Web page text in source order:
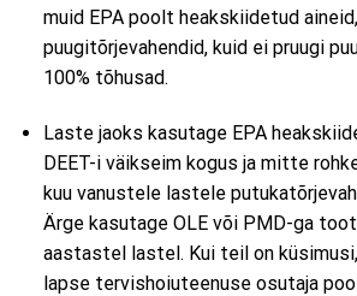
muid EPA poolt heakskiidetud
puugitõrjevahendid, kuid ei pruugi
100% tõhusad.
Laste jaoks kasutage EPA
DEET-i väikseim kogus ja mitte
kuu vanustele lastele
Ärge kasutage OLE või PMD-ga
aastastel lastel. Kui teil on
lapse tervishoiuteenuse osutaja